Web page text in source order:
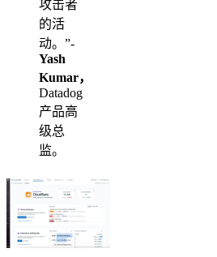
攻击者
的活
动。”-
Yash
Kumar，
Datadog
产品高
级总
监。